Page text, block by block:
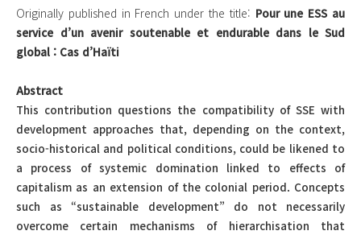
Originally published in French under the title: Pour une ESS au
service d’un avenir soutenable et endurable dans le Sud
global : Cas d’Haïti
Abstract
This contribution questions the compatibility of SSE with
development approaches that, depending on the context,
socio-historical and political conditions, could be likened to
a process of systemic domination linked to effects of
capitalism as an extension of the colonial period. Concepts
such as “sustainable development” do not necessarily
overcome certain mechanisms of hierarchisation that